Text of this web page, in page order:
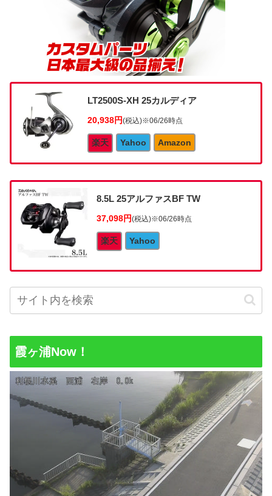
LT2500S-XH 25カルディア
20,938円(税込)※06/26時点
楽天 Yahoo Amazon
8.5L 25アルファスBF TW
37,098円(税込)※06/26時点
楽天 Yahoo
霞ヶ浦Now！